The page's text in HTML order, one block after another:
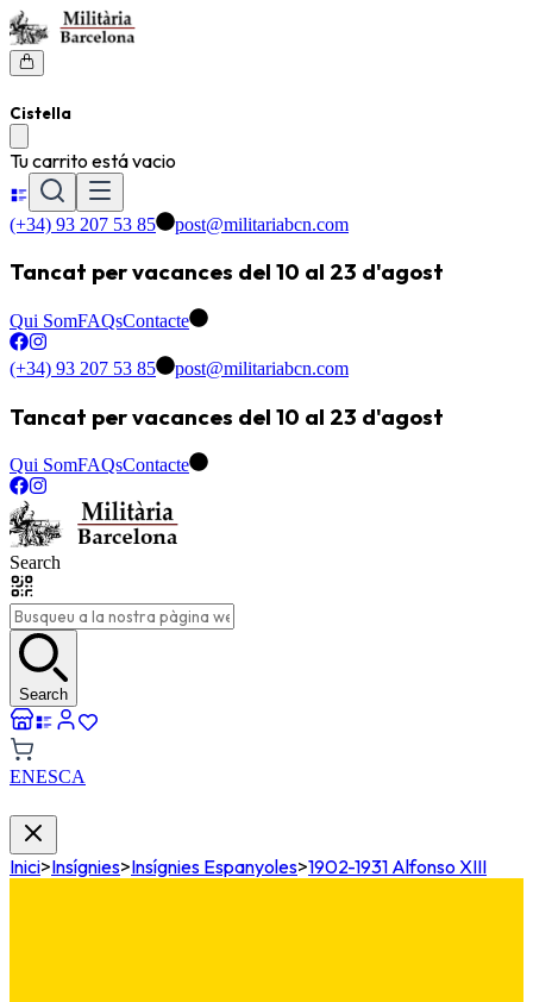
Cistella
Tu carrito está vacio
(+34) 93 207 53 85 post@militariabcn.com
Tancat per vacances del 10 al 23 d'agost
Qui SomFAQsContacte
(+34) 93 207 53 85 post@militariabcn.com
Tancat per vacances del 10 al 23 d'agost
Qui SomFAQsContacte
Search
Search
ENESCA
Inici>Insígnies>Insígnies Espanyoles>1902-1931 Alfonso XIII